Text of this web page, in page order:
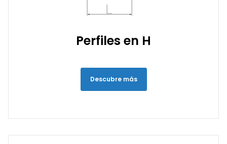
Perfiles en H
Descubre más